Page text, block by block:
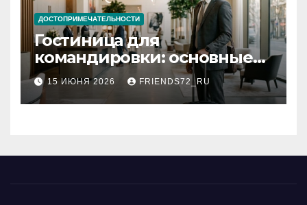
ДОСТОПРИМЕЧАТЕЛЬНОСТИ
Гостиница для
командировки: основные
критерии выбора
15 ИЮНЯ 2026 FRIENDS72_RU